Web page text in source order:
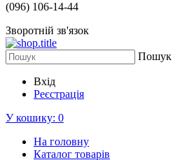
(096) 106-14-44
Зворотній зв'язок
Пошук
Вхід
Реєстрація
У кошику: 0
На головну
Каталог товарів